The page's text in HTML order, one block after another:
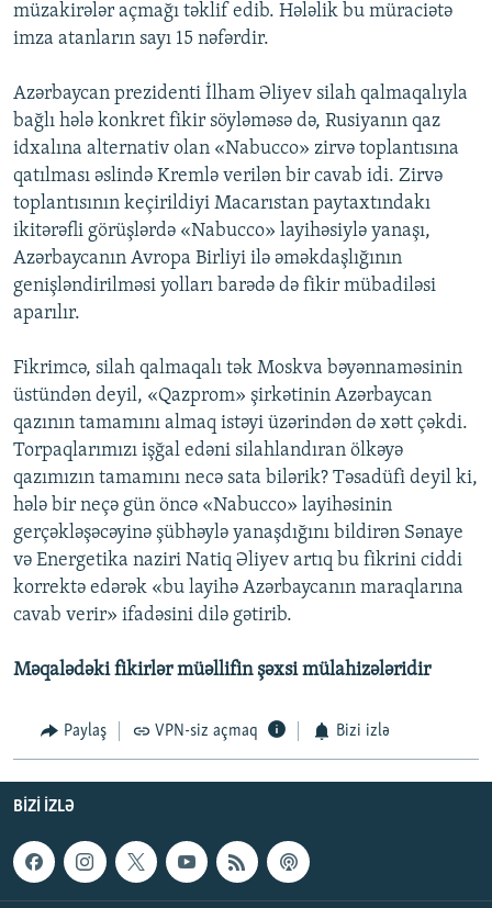
müzakirələr açmağı təklif edib. Hələlik bu müraciətə
imza atanların sayı 15 nəfərdir.
Azərbaycan prezidenti İlham Əliyev silah qalmaqalıyla
bağlı hələ konkret fikir söyləməsə də, Rusiyanın qaz
idxalına alternativ olan «Nabucco» zirvə toplantısına
qatılması əslində Kremlə verilən bir cavab idi. Zirvə
toplantısının keçirildiyi Macarıstan paytaxtındakı
ikitərəfli görüşlərdə «Nabucco» layihəsiylə yanaşı,
Azərbaycanın Avropa Birliyi ilə əməkdaşlığının
genişləndirilməsi yolları barədə də fikir mübadiləsi
aparılır.
Fikrimcə, silah qalmaqalı tək Moskva bəyənnaməsinin
üstündən deyil, «Qazprom» şirkətinin Azərbaycan
qazının tamamını almaq istəyi üzərindən də xətt çəkdi.
Torpaqlarımızı işğal edəni silahlandıran ölkəyə
qazımızın tamamını necə sata bilərik? Təsadüfi deyil ki,
hələ bir neçə gün öncə «Nabucco» layihəsinin
gerçəkləşəcəyinə şübhəylə yanaşdığını bildirən Sənaye
və Energetika naziri Natiq Əliyev artıq bu fikrini ciddi
korrektə edərək «bu layihə Azərbaycanın maraqlarına
cavab verir» ifadəsini dilə gətirib.
Məqalədəki fikirlər müəllifin şəxsi mülahizələridir
Paylaş VPN-siz açmaq Bizi izlə
BIZI IZLƏ